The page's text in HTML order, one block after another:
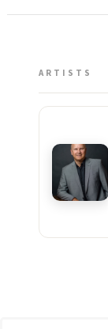
ARTISTS